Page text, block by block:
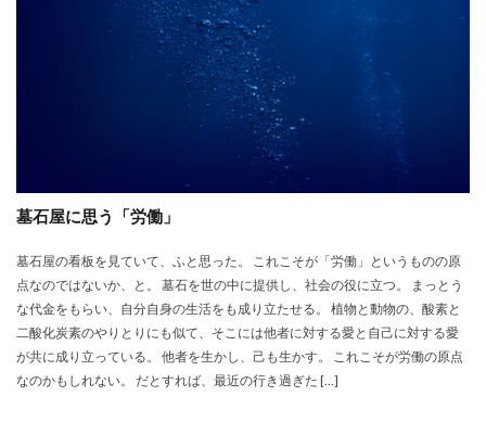
墓石屋に思う「労働」
墓石屋の看板を見ていて、ふと思った。 これこそが「労働」というものの原
点なのではないか、と。 墓石を世の中に提供し、社会の役に立つ。 まっとう
な代金をもらい、自分自身の生活をも成り立たせる。 植物と動物の、酸素と
二酸化炭素のやりとりにも似て、そこには他者に対する愛と自己に対する愛
が共に成り立っている。 他者を生かし、己も生かす。 これこそが労働の原点
なのかもしれない。 だとすれば、最近の行き過ぎた […]